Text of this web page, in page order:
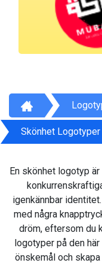
Skönhet Logotyper
En skönhet logotyp
igenkännbar
med några
dröm, eftersom du
logotyper på den
önskemål och